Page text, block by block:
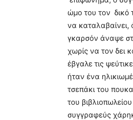
ώμο του τον δικό
να καταλαβαίνει,
γκαρσόν άναψε
χωρίς να τον δει
έβγαλε τις
ήταν ένα
τσεπάκι του
του
συγγραφεύς